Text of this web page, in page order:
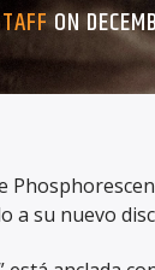
ON
a su nuevo